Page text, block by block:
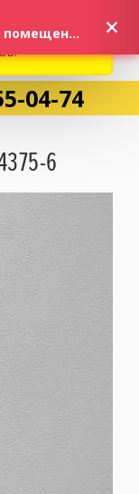
04-74
6
ПРОСИМ
«Идеальные обои для любого помещения!»